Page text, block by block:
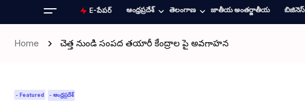
E-పేపర్ ఆంధ్రప్రదేశ్ తెలంగాణ జాతీయ అంతర్జాతీయ బిజినెస్
Home చెత్త నుండి సంపద తయారీ కేంద్రాల పై అవగాహన
- Featured - ఆంధ్రప్రదేశ్